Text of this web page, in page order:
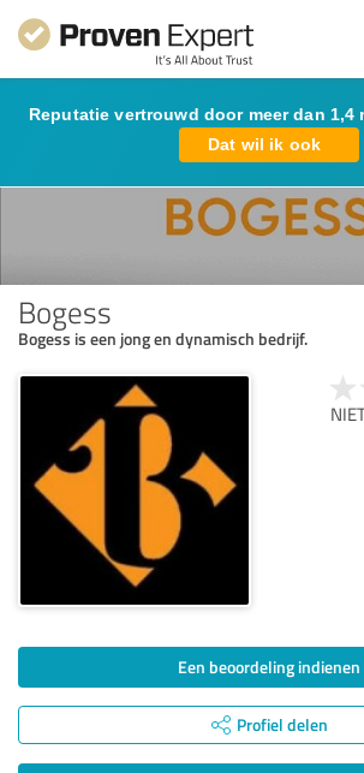
Reputatie vertrouwd door meer dan 1,4
Dat wil ik ook
Bogess
Bogess is een jong en dynamisch bedrijf.
Een beoordeling indienen
Profiel delen